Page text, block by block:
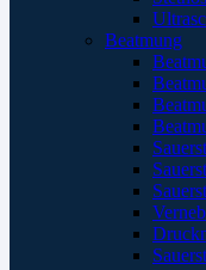
Beatmung